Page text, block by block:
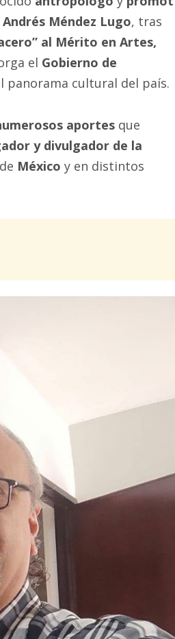
Andrés Méndez Lugo, tras
al Mérito en Artes,
el Gobierno de
panorama cultural del país.
aportes que
y divulgador de la
México y en distintos